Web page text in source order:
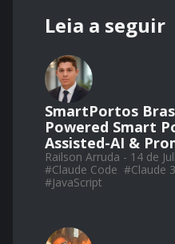
Leia a seguir
SmartPortos
Powered Smart
Assisted-AI &
Railson Arruda - 14 de
#Claude Code #Claude 3
#JavaScript